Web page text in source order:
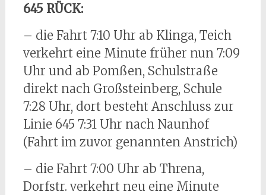
645 RÜCK:
– die Fahrt 7:10 Uhr ab Klinga, Teich
verkehrt eine Minute früher nun 7:09
Uhr und ab Pomßen, Schulstraße
direkt nach Großsteinberg, Schule
7:28 Uhr, dort besteht Anschluss zur
Linie 645 7:31 Uhr nach Naunhof
(Fahrt im zuvor genannten Anstrich)
– die Fahrt 7:00 Uhr ab Threna,
Dorfstr. verkehrt neu eine Minute